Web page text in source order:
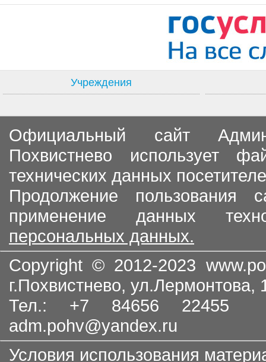
Учреждения
Официальный сайт
Похвистнево использует
технических данных
Продолжение пользования
применение данных
персональных данных.
Copyright © 2012-2023
г.Похвистнево, ул.Лермонтова,
Тел.: +7 84656
adm.pohv@yandex.ru
Условия использования